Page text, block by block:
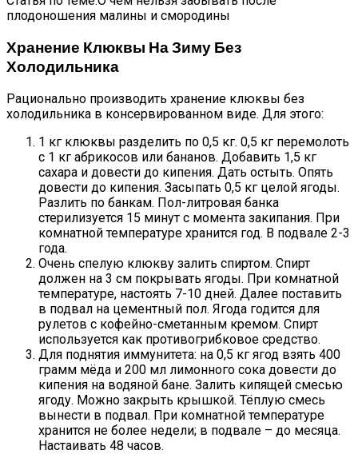
плодоношения малины и смородины
Хранение Клюквы На Зиму Без
Холодильника
Рационально производить хранение клюквы без
холодильника в консервированном виде. Для этого:
1 кг клюквы разделить по 0,5 кг. 0,5 кг перемолоть
с 1 кг абрикосов или бананов. Добавить 1,5 кг
сахара и довести до кипения. Дать остыть. Опять
довести до кипения. Засыпать 0,5 кг целой ягоды.
Разлить по банкам. Пол-литровая банка
стерилизуется 15 минут с момента закипания. При
комнатной температуре хранится год. В подвале 2-3
года.
Очень спелую клюкву залить спиртом. Спирт
должен на 3 см покрывать ягоды. При комнатной
температуре, настоять 7-10 дней. Далее поставить
в подвал на цементный пол. Ягода годится для
рулетов с кофейно-сметанным кремом. Спирт
используется как противогрибковое средство.
Для поднятия иммунитета: на 0,5 кг ягод взять 400
грамм мёда и 200 мл лимонного сока довести до
кипения на водяной бане. Залить кипящей смесью
ягоду. Можно закрыть крышкой. Тёплую смесь
вынести в подвал. При комнатной температуре
хранится не более недели; в подвале – до месяца.
Настаивать 48 часов.